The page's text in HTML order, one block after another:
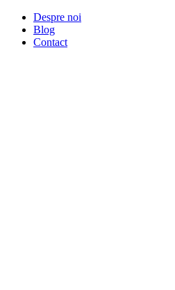
Despre noi
Blog
Contact